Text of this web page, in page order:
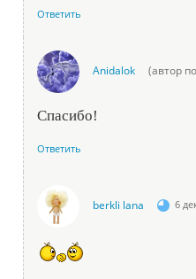
Ответить
Anidalok (автор
Спасибо!
Ответить
berkli lana 6